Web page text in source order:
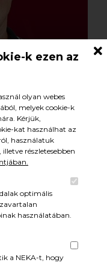
k ezen az
olyan webes
melyek cookie-k
Kérjük,
kat használhat az
használatuk
részletesebben
optimális
használatában.
a NEKA-t, hogy